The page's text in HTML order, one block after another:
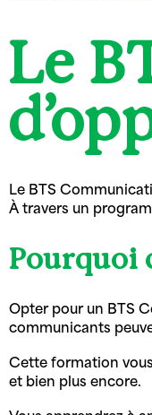
Le
Le BTS
À travers un
Pourquoi
Opter pour un BTS
communicants
Cette formation
et bien plus encore.